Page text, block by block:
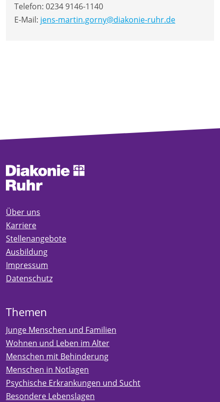
Telefon: 0234 9146-1140
E-Mail: jens-martin.gorny@diakonie-ruhr.de
Über uns
Karriere
Stellenangebote
Ausbildung
Impressum
Datenschutz
Themen
Junge Menschen und Familien
Wohnen und Leben im Alter
Menschen mit Behinderung
Menschen in Notlagen
Psychische Erkrankungen und Sucht
Besondere Lebenslagen